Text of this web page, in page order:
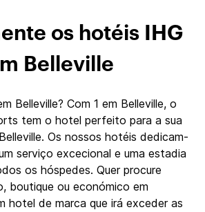
os hotéis IHG
Belleville
Belleville? Com 1 em Belleville, o
tem o hotel perfeito para a sua
Os nossos hotéis dedicam-
serviço excecional e uma estadia
os hóspedes. Quer procure
boutique ou económico em
hotel de marca que irá exceder as